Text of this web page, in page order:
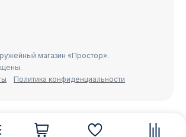
магазин «Простор».
Политика конфиденциальности